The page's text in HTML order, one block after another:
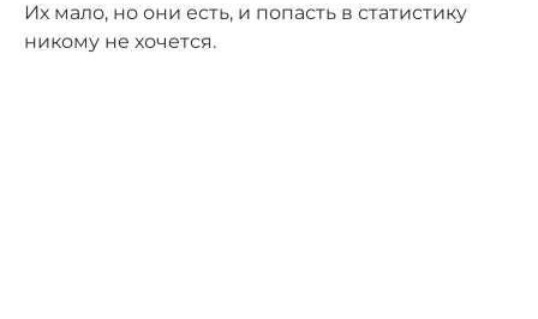
Их мало, но они есть, и попасть в статистику
никому не хочется.